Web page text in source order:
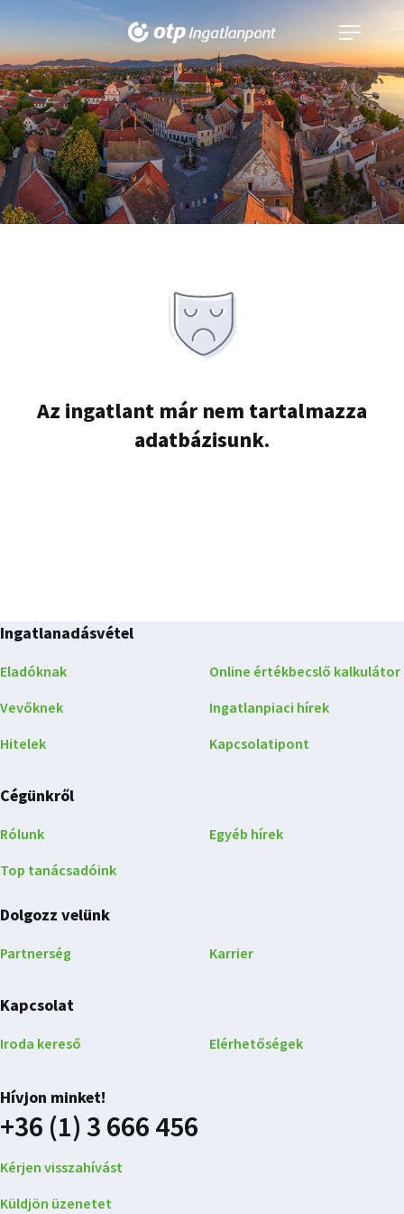
Navigáció
kinyitása
Az ingatlant már nem tartalmazza
adatbázisunk.
Ingatlanadásvétel
Eladóknak
Vevőknek
Hitelek
Online értékbecslő kalkulátor
Ingatlanpiaci hírek
Kapcsolatipont
Cégünkről
Rólunk
Top tanácsadóink
Egyéb hírek
Dolgozz velünk
Partnerség Karrier
Kapcsolat
Iroda kereső Elérhetőségek
Hívjon minket!
+36 (1) 3 666 456
Kérjen visszahívást
Küldjön üzenetet